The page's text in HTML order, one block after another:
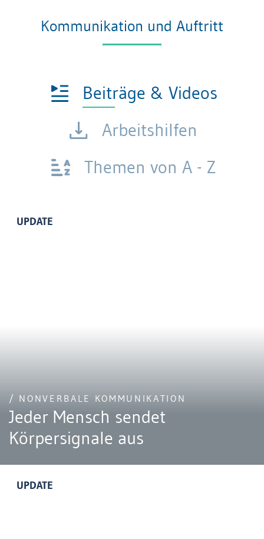
Kommunikation und Auftritt
Beiträge & Videos
Arbeitshilfen
Themen von A - Z
UPDATE
/ NONVERBALE KOMMUNIKATION
Jeder Mensch sendet
Körpersignale aus
UPDATE